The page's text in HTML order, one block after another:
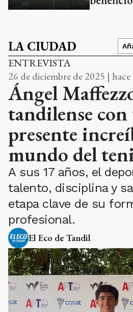
LA CIUDAD
ENTREVISTA
26 de diciembre de 2025 | hace
Ángel
tandilense
presente
mundo del
A sus 17 años, el
talento, disciplina y
etapa clave de su
profesional.
El Eco de Tandil